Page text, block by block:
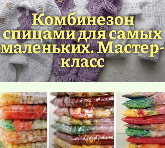
Комбинезон
спицами для самых
маленьких. Мастер-
класс